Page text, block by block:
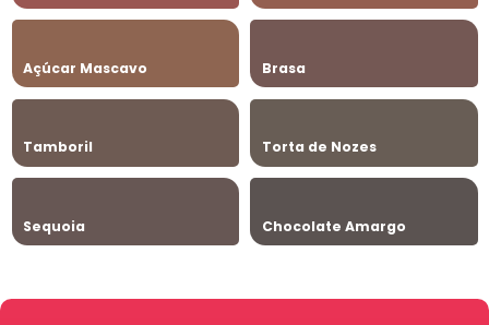
Açúcar Mascavo Brasa
Tamboril Torta de Nozes
Sequoia Chocolate Amargo